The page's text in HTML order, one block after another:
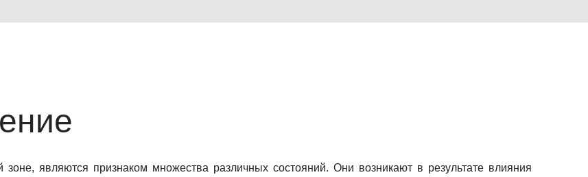
являются признаком множества различных состояний. Они возникают в результате влияния